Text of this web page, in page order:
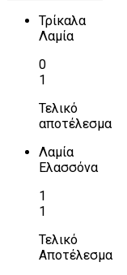
Τρίκαλα
Λαμία
0
1
Τελικό
αποτέλεσμα
Λαμία
Ελασσόνα
1
1
Τελικό
Αποτέλεσμα